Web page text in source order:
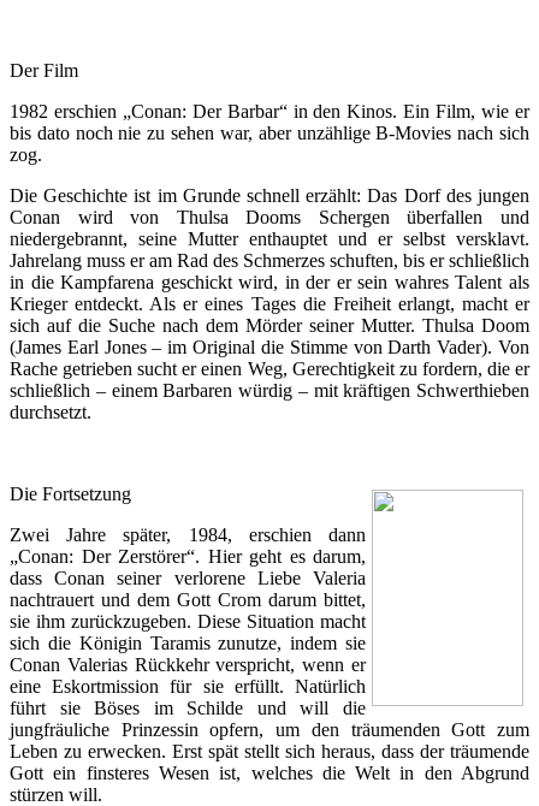
Der Film
1982 erschien „Conan: Der Barbar“ in den Kinos. Ein Film, wie er
bis dato noch nie zu sehen war, aber unzählige B-Movies nach sich
zog.
Die Geschichte ist im Grunde schnell erzählt: Das Dorf des jungen
Conan wird von Thulsa Dooms Schergen überfallen und
niedergebrannt, seine Mutter enthauptet und er selbst versklavt.
Jahrelang muss er am Rad des Schmerzes schuften, bis er schließlich
in die Kampfarena geschickt wird, in der er sein wahres Talent als
Krieger entdeckt. Als er eines Tages die Freiheit erlangt, macht er
sich auf die Suche nach dem Mörder seiner Mutter. Thulsa Doom
(James Earl Jones – im Original die Stimme von Darth Vader). Von
Rache getrieben sucht er einen Weg, Gerechtigkeit zu fordern, die er
schließlich – einem Barbaren würdig – mit kräftigen Schwerthieben
durchsetzt.
Die Fortsetzung
Zwei Jahre später, 1984, erschien dann
„Conan: Der Zerstörer“. Hier geht es darum,
dass Conan seiner verlorene Liebe Valeria
nachtrauert und dem Gott Crom darum bittet,
sie ihm zurückzugeben. Diese Situation macht
sich die Königin Taramis zunutze, indem sie
Conan Valerias Rückkehr verspricht, wenn er
eine Eskortmission für sie erfüllt. Natürlich
führt sie Böses im Schilde und will die
jungfräuliche Prinzessin opfern, um den träumenden Gott zum
Leben zu erwecken. Erst spät stellt sich heraus, dass der träumende
Gott ein finsteres Wesen ist, welches die Welt in den Abgrund
stürzen will.